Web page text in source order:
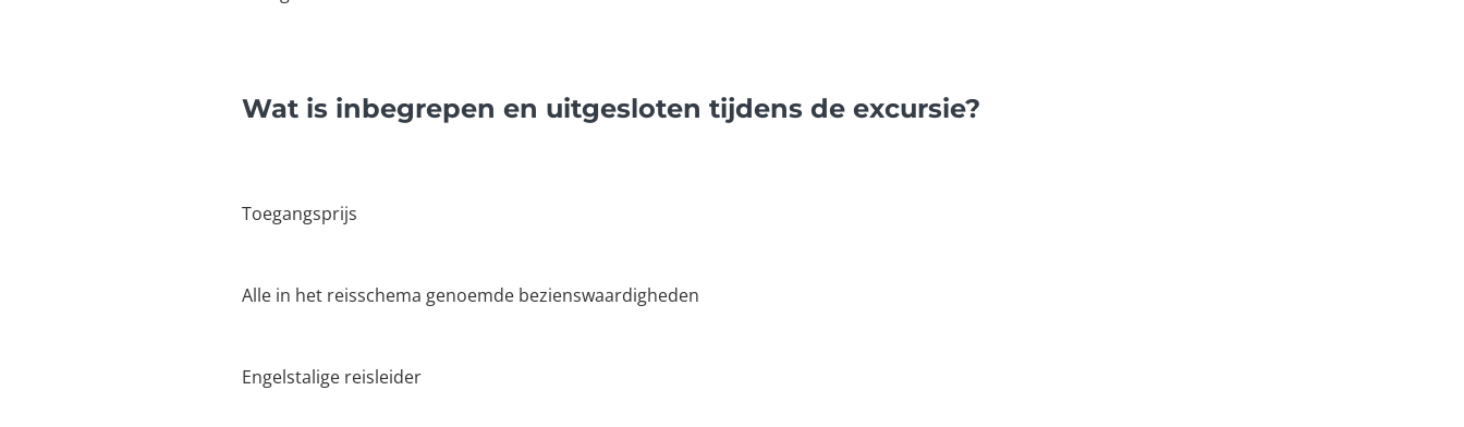
Wat is inbegrepen en uitgesloten tijdens de excursie?
Toegangsprijs
Alle in het reisschema genoemde bezienswaardigheden
Engelstalige reisleider